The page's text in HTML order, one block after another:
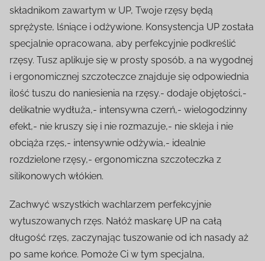
składnikom zawartym w UP, Twoje rzęsy będą
sprężyste, lśniące i odżywione. Konsystencja UP została
specjalnie opracowana, aby perfekcyjnie podkreślić
rzęsy. Tusz aplikuje się w prosty sposób, a na wygodnej
i ergonomicznej szczoteczce znajduje się odpowiednia
ilość tuszu do naniesienia na rzęsy.- dodaje objętości,-
delikatnie wydłuża,- intensywna czerń,- wielogodzinny
efekt,- nie kruszy się i nie rozmazuje,- nie skleja i nie
obciąża rzęs,- intensywnie odżywia,- idealnie
rozdzielone rzęsy,- ergonomiczna szczoteczka z
silikonowych włókien.
Zachwyć wszystkich wachlarzem perfekcyjnie
wytuszowanych rzęs. Nałóż maskarę UP na całą
długość rzęs, zaczynając tuszowanie od ich nasady aż
po same końce. Pomoże Ci w tym specjalna,